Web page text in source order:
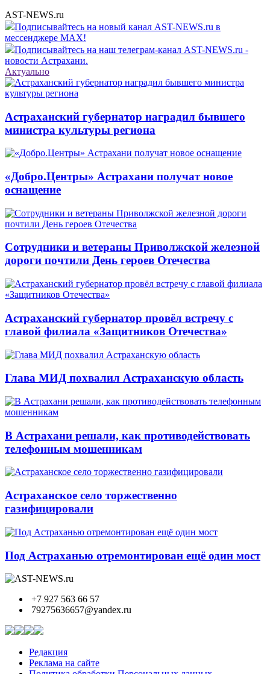
AST-NEWS.ru
Подписывайтесь на новый канал AST-NEWS.ru в
мессенджере MAX!
Подписывайтесь на наш телеграм-канал AST-NEWS.ru -
новости Астрахани.
Актуально
Астраханский губернатор наградил бывшего
министра культуры региона
«Добро.Центры» Астрахани получат новое
оснащение
Сотрудники и ветераны Приволжской железной
дороги почтили День героев Отечества
Астраханский губернатор провёл встречу с
главой филиала «Защитников Отечества»
Глава МИД похвалил Астраханскую область
В Астрахани решали, как противодействовать
телефонным мошенникам
Астраханское село торжественно
газифицировали
Под Астраханью отремонтирован ещё один мост
+7 927 563 66 57
79275636657@yandex.ru
Редакция
Реклама на сайте